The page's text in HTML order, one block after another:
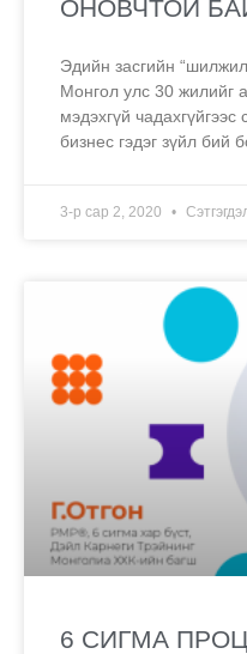
ОНОВЧТОЙ
Эдийн засгийн
Монгол улс 30 жилийг
мэдэхгүй
бизнес гэдэг зүйл бий
3-р сар 2, 2020
6 СИГМА